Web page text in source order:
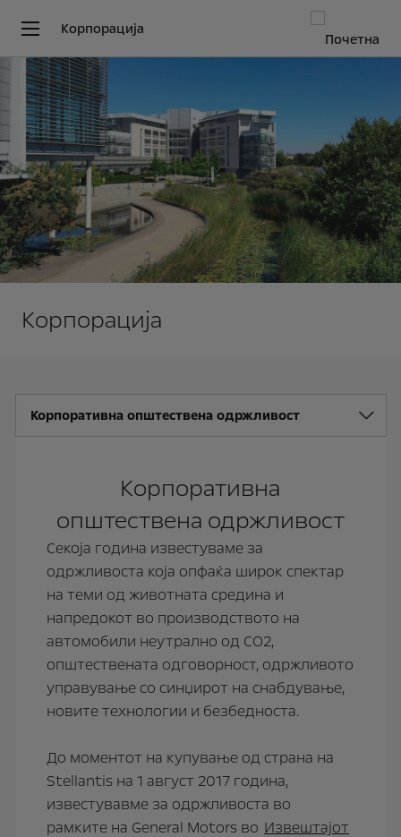
Корпорација
Корпорација
Корпоративна општествена одржливост
Корпоративна
општествена одржливост
Секоја година известуваме за
одржливоста која опфаќа широк спектар
на теми од животната средина и
напредокот во производството на
автомобили неутрално од CO2,
општествената одговорност, одржливото
управување со синџирот на снабдување,
новите технологии и безбедноста.
До моментот на купување од страна на
Stellantis на 1 август 2017 година,
известувавме за одржливоста во
рамките на General Motors во Извештајот